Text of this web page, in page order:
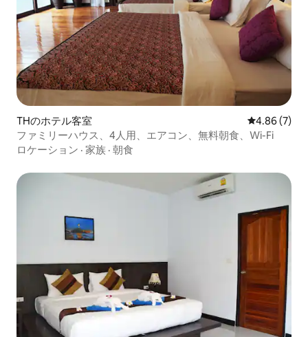
THのホテル客室 レビュー7
4.86 (7)
ファミリーハウス、4人用、エアコン、無料朝食、Wi-Fi
ロケーション · 家族 · 朝食